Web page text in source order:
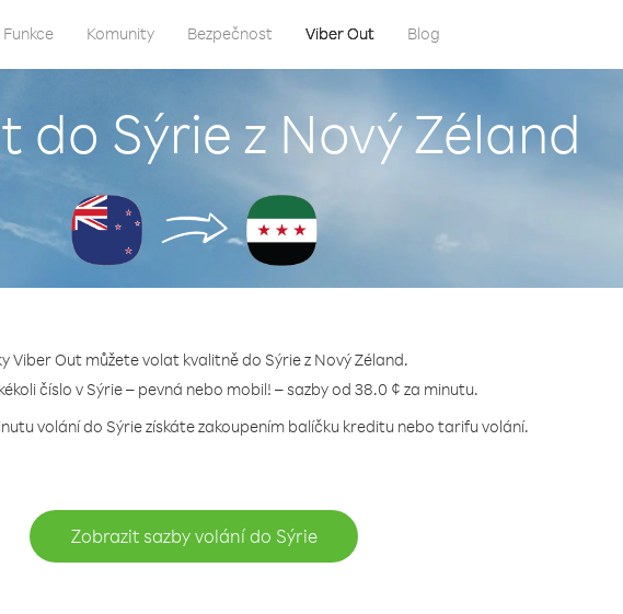
Funkce Komunity Bezpečnost Viber Out Blog
do Sýrie z Nový Zéland
Viber Out můžete volat kvalitně do Sýrie z Nový Zéland.
číslo v Sýrie – pevná nebo mobil! – sazby od 38.0 ¢ za minutu.
volání do Sýrie získáte zakoupením balíčku kreditu nebo tarifu volání.
Zobrazit sazby volání do Sýrie